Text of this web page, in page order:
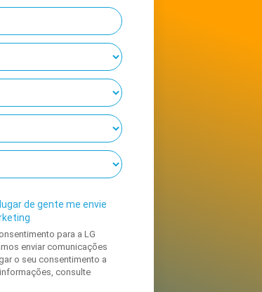
de gente me envie
para a LG
enviar comunicações
o seu consentimento a
consulte